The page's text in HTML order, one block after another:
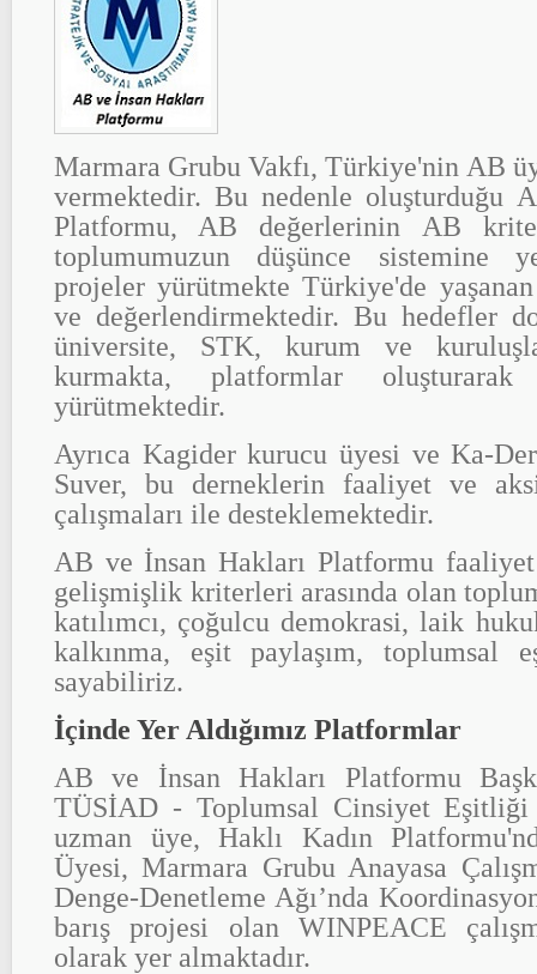
Marmara Grubu Vakfı, Türkiye'nin AB
vermektedir. Bu nedenle oluşturduğu
Platformu, AB değerlerinin AB
toplumumuzun düşünce sistemine
projeler yürütmekte Türkiye'de
ve değerlendirmektedir. Bu hedefler
üniversite, STK, kurum ve
kurmakta, platformlar
yürütmektedir.
Ayrıca Kagider kurucu üyesi ve Ka-
Suver, bu derneklerin faaliyet ve
çalışmaları ile desteklemektedir.
AB ve İnsan Hakları Platformu
gelişmişlik kriterleri arasında olan
katılımcı, çoğulcu demokrasi, laik
kalkınma, eşit paylaşım, toplumsal
sayabiliriz.
İçinde Yer Aldığımız Platformlar
AB ve İnsan Hakları Platformu
TÜSİAD - Toplumsal Cinsiyet Eşitliği
uzman üye, Haklı Kadın
Üyesi, Marmara Grubu Anayasa
Denge-Denetleme Ağı’nda
barış projesi olan WINPEACE
olarak yer almaktadır.